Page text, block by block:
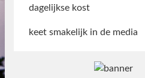
dagelijkse kost
keet smakelijk in de media